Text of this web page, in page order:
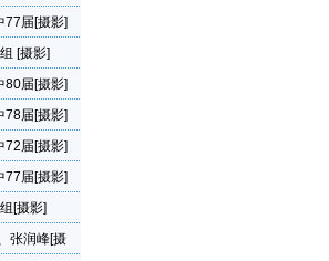
77届[摄影]
[摄影]
80届[摄影]
78届[摄影]
72届[摄影]
77届[摄影]
[摄影]
张润峰[摄